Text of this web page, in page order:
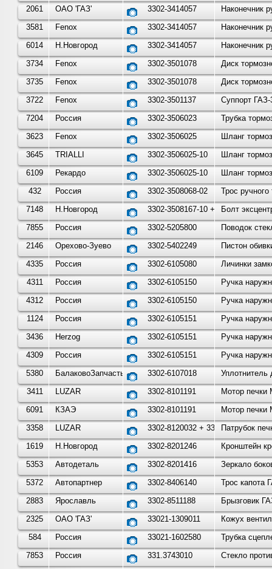
2061 ОАО 'ГАЗ' 3302-3414057
Наконечник
3581
Fenox 3302-3414057
Наконечник
6014
Н.Новгород 3302-3414057
Наконечник
3734
Fenox 3302-3501078
Диск
3735
Fenox 3302-3501078
Диск
3722
Fenox 3302-3501137
Суппорт ГАЗ-
7204
Россия 3302-3506023
Трубка
3623
Fenox 3302-3506025
Шланг
3645
TRIALLI 3302-3506025-10
Шланг
6109
Рекардо 3302-3506025-10
Шланг
432
Россия 3302-3508068-02
Трос
7148
Н.Новгород 3302-3508167-10 + 3302-35
Болт
7855
Россия 3302-5205800
Поводок
2146
Орехово-Зуево 3302-5402249
Пистон
4335
Россия 3302-6105080
Личинки
4311
Россия 3302-6105150
Ручка
4312
Россия 3302-6105150
Ручка
1124
Россия 3302-6105151
Ручка
3436
Herzog 3302-6105151
Ручка
4309
Россия 3302-6105151
Ручка
5380
БалаковоЗапчасть 3302-6107018
Уплотнитель
3411
LUZAR 3302-8101191
Мотор печки
6091
КЗАЭ 3302-8101191
Мотор печки
3358
LUZAR 3302-8120032 + 3302-81200
Патрубок
1619
Н.Новгород 3302-8201246
Кронштейн
5353
Автодеталь 3302-8201416
Зеркало
5372
Автопартнер 3302-8406140
Трос капота
2883
Ярославль 3302-8511188
Брызговик
2325
ОАО 'ГАЗ' 33021-1309011
Кожух
584
Россия 33021-1602580
Трубка
7853
Россия 331.3743010
Стекло